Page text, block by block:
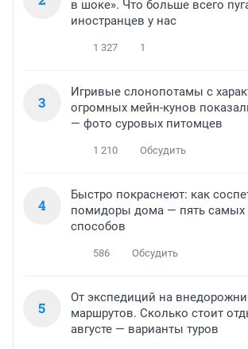
в шоке». Что больше всего
иностранцев у нас
1 327 1
3
Игривые слонопотамы с
огромных мейн-кунов
— фото суровых питомцев
1 210 Обсудить
4
Быстро покраснеют: как
помидоры дома — пять
способов
586 Обсудить
5
От экспедиций на
маршрутов. Сколько стоит
августе — варианты туров